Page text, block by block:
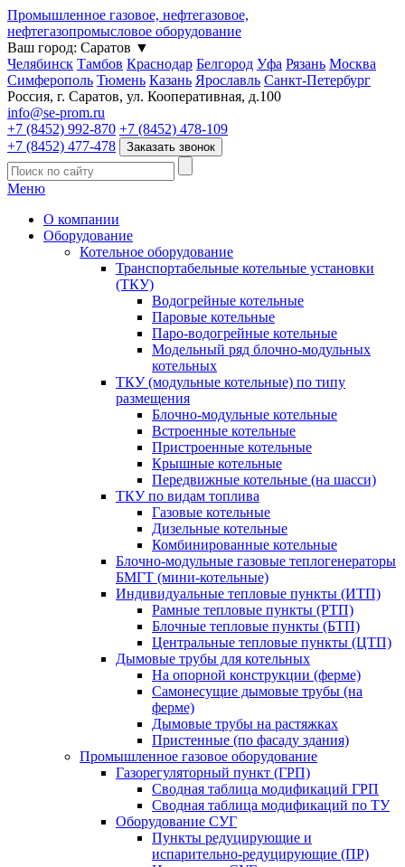
Промышленное газовое, нефтегазовое,
нефтегазопромысловое оборудование
Ваш город: Саратов ▼
Челябинск Тамбов Краснодар Белгород Уфа Рязань Москва
Симферополь Тюмень Казань Ярославль Санкт-Петербург
Россия, г. Саратов, ул. Кооперативная, д.100
info@se-prom.ru
+7 (8452) 992-870 +7 (8452) 478-109
+7 (8452) 477-478
Заказать звонок
Меню
О компании
Оборудование
Котельное оборудование
Транспортабельные котельные установки
(ТКУ)
Водогрейные котельные
Паровые котельные
Паро-водогрейные котельные
Модельный ряд блочно-модульных
котельных
ТКУ (модульные котельные) по типу
размещения
Блочно-модульные котельные
Встроенные котельные
Пристроенные котельные
Крышные котельные
Передвижные котельные (на шасси)
ТКУ по видам топлива
Газовые котельные
Дизельные котельные
Комбинированные котельные
Блочно-модульные газовые теплогенераторы
БМГТ (мини-котельные)
Индивидуальные тепловые пункты (ИТП)
Рамные тепловые пункты (РТП)
Блочные тепловые пункты (БТП)
Центральные тепловые пункты (ЦТП)
Дымовые трубы для котельных
На опорной конструкции (ферме)
Самонесущие дымовые трубы (на
ферме)
Дымовые трубы на растяжках
Пристенные (по фасаду здания)
Промышленное газовое оборудование
Газорегуляторный пункт (ГРП)
Сводная таблица модификаций ГРП
Сводная таблица модификаций по ТУ
Оборудование СУГ
Пункты редуцирующие и
испарительно-редуцирующие (ПР)